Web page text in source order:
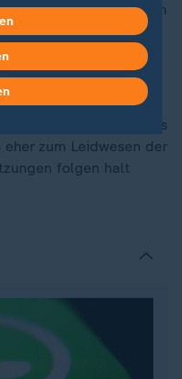
runter zum einfachen
Wochen vom Kanzler
Führung, mehr
moderieren.
da hat
das
zum Leidwesen der
folgen halt